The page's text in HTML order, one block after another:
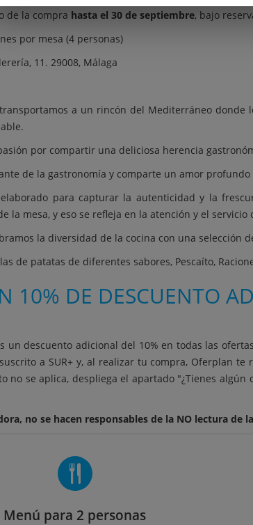
de la compra hasta el 30 de septiembre, bajo
por mesa (4 personas)
11. 29008, Málaga
a un rincón del Mediterráneo donde
por compartir una deliciosa herencia
de la gastronomía y comparte un amor profundo
para capturar la autenticidad y la
la mesa, y eso se refleja en la atención y el
la diversidad de la cocina con una selección
de patatas de diferentes sabores, Pescaíto,
10% DE DESCUENTO
un descuento adicional del 10% en todas las
a SUR+ y, al realizar tu compra, Oferplan
no se aplica, despliega el apartado "¿Tienes
no se hacen responsables de la NO lectura de
Menú para 2 personas